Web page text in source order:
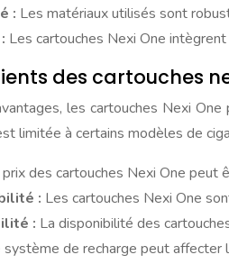
: Les matériaux utilisés sont
Les cartouches Nexi One
des cartouches
les cartouches Nexi
limitée à certains modèles de
des cartouches Nexi One peut
: Les cartouches Nexi One
: La disponibilité des
système de recharge peut